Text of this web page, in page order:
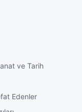
ve Tarih
Edenler